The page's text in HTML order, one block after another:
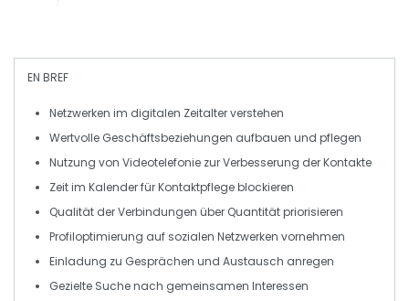
EN BREF
Netzwerken im digitalen Zeitalter verstehen
Wertvolle Geschäftsbeziehungen aufbauen und pflegen
Nutzung von Videotelefonie zur Verbesserung der Kontakte
Zeit im Kalenderfür Kontaktpflege blockieren
Qualität der Verbindungen über Quantitätpriorisieren
Profiloptimierung auf sozialen Netzwerken vornehmen
Einladung zu Gesprächen und Austausch anregen
Gezielte Suche nach gemeinsamen Interessen